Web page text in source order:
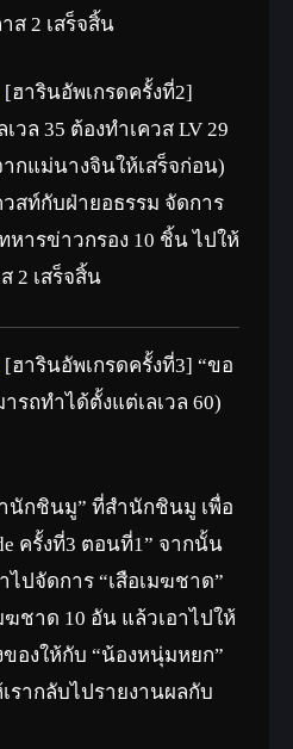
ส 2 เสร็จสิ้น
[ฮารินอัพเกรดครั้งที่2]
วล 35 ต้องทำเควส LV 29
ากแม่นางจินให้เสร็จก่อน)
วสท์กับฝ่ายอธรรม จัดการ
หารข่าวกรอง 10 ชิ้น ไปให้
2 เสร็จสิ้น
[ฮารินอัพเกรดครั้งที่3] “ขอ
รถทำได้ตั้งแต่เลเวล 60)
ำนักชินมู” ที่สำนักชินมู เพื่อ
ครั้งที่3 ตอนที่1” จากนั้น
ไปจัดการ “เสือเมฆชาด”
ฆชาด 10 อัน แล้วเอาไปให้
องให้กับ “น้องหนุ่มหยก”
รากลับไปรายงานผลกับ